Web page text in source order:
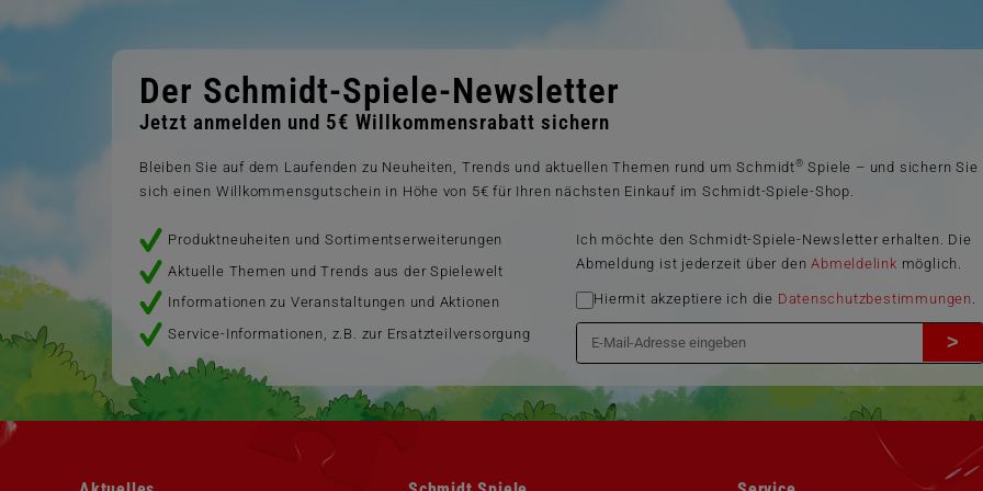
Der Schmidt-Spiele-Newsletter
Jetzt anmelden und 5€ Willkommensrabatt sichern
Bleiben Sie auf dem Laufenden zu Neuheiten, Trends und aktuellen Themen rund um Schmidt® Spiele – und sichern Sie
sich einen Willkommensgutschein in Höhe von 5€ für Ihren nächsten Einkauf im Schmidt-Spiele-Shop.
Produktneuheiten und Sortimentserweiterungen
Aktuelle Themen und Trends aus der Spielewelt
Informationen zu Veranstaltungen und Aktionen
Service-Informationen, z.B. zur Ersatzteilversorgung
Ich möchte den Schmidt-Spiele-Newsletter erhalten. Die
Abmeldung ist jederzeit über denAbmeldelink möglich.
Hiermit akzeptiere ich die Datenschutzbestimmungen .
>
Navigation
Navigation